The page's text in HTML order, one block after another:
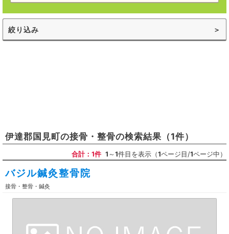
絞り込み
伊達郡国見町の接骨・整骨の検索結果 （1件）
合計：1件 1～1件目を表示（1ページ目/1ページ中）
バジル鍼灸整骨院
接骨・整骨・鍼灸